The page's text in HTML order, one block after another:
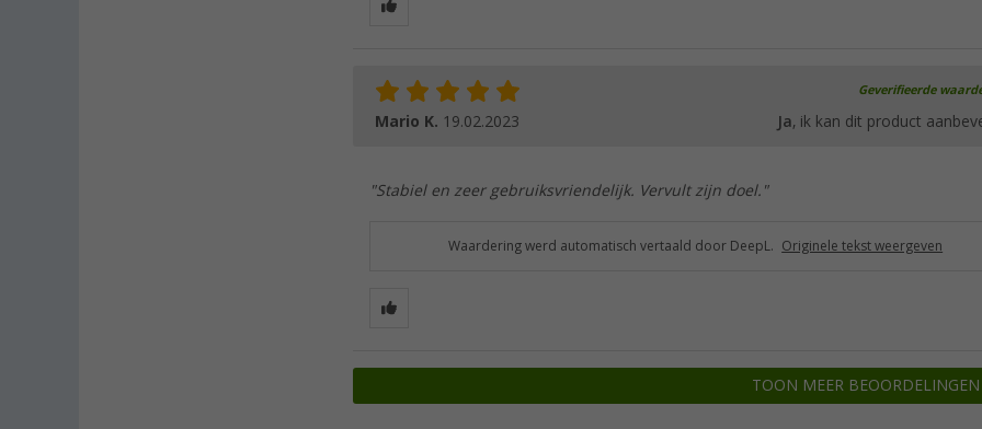
Geverifieerde
Mario K. 19.02.2023 Ja, ik kan dit product
"Stabiel en zeer gebruiksvriendelijk. Vervult zijn doel."
Waardering werd automatisch vertaald door DeepL. Originele tekst weergeven
TOON MEER BEOORDELINGEN